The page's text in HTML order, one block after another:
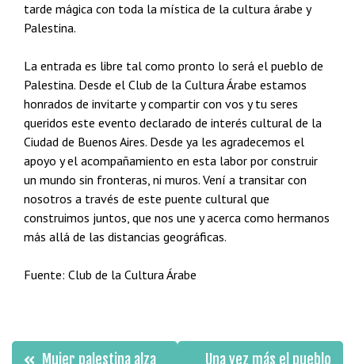
tarde mágica con toda la mística de la cultura árabe y
Palestina.
La entrada es libre tal como pronto lo será el pueblo de
Palestina. Desde el Club de la Cultura Árabe estamos
honrados de invitarte y compartir con vos y tu seres
queridos este evento declarado de interés cultural de la
Ciudad de Buenos Aires. Desde ya les agradecemos el
apoyo y el acompañamiento en esta labor por construir
un mundo sin fronteras, ni muros. Vení a transitar con
nosotros a través de este puente cultural que
construimos juntos, que nos une y acerca como hermanos
más allá de las distancias geográficas.
Fuente: Club de la Cultura Árabe
Navegación
Mujer palestina alza
Una vez más el pueblo